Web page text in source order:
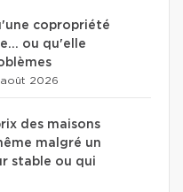
copropriété
ou qu'elle
2026
des maisons
malgré un
stable ou qui